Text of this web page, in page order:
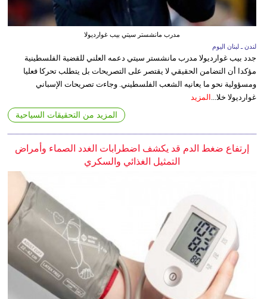
مدرب مانشستر سيتي بيب غوارديولا
لندن ـ لبنان اليوم
جدد بيب غوارديولا مدرب مانشستر سيتي دعمه العلني للقضية الفلسطينية
مؤكدا أن التضامن الحقيقي لا يقتصر على التصريحات بل يتطلب تحركا فعليا
ومسؤولية نحو ما يعانيه الشعب الفلسطيني. وجاءت تصريحات الإسباني
غوارديولا خلا...
المزيد
المزيد من التحقيقات السياحية
إرتفاع ضغط الدم قد يكشف اضطرابات الغدد الصماء وأمراض
التمثيل الغذائي والسكري